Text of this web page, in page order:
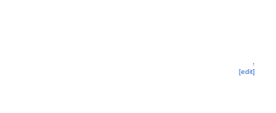
↑
[edit]